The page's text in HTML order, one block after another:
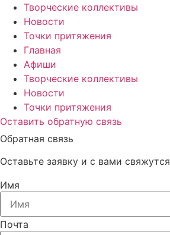
Творческие коллективы
Новости
Точки притяжения
Главная
Афиши
Творческие коллективы
Новости
Точки притяжения
Оставить обратную связь
Обратная связь
Оставьте заявку и с вами свяжутся
Имя
Почта